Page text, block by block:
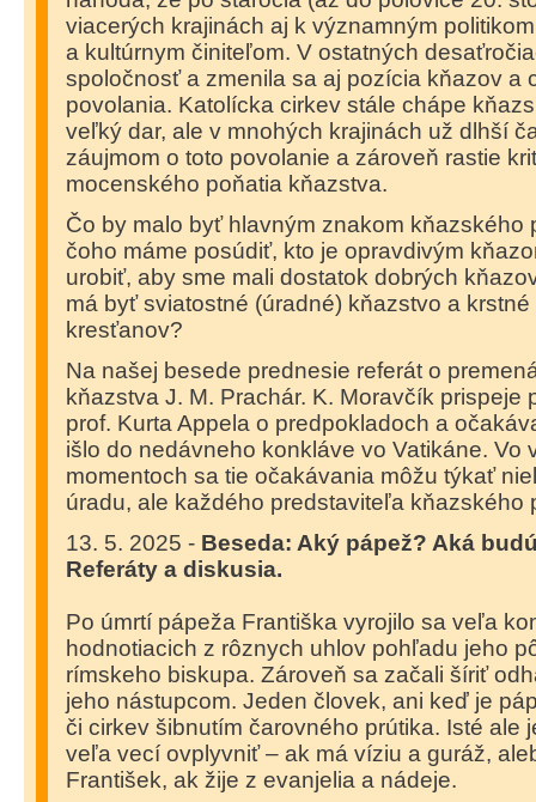
viacerých krajinách aj k významným
a kultúrnym činiteľom. V ostatných
spoločnosť a zmenila sa aj pozícia kňazov a
povolania. Katolícka cirkev stále chápe
veľký dar, ale v mnohých krajinách už dlhší
záujmom o toto povolanie a zároveň rastie
mocenského poňatia kňazstva.
Čo by malo byť hlavným znakom kňazského
čoho máme posúdiť, kto je opravdivým
urobiť, aby sme mali dostatok dobrých
má byť sviatostné (úradné) kňazstvo a
kresťanov?
Na našej besede prednesie referát o
kňazstva J. M. Prachár. K. Moravčík prispeje
prof. Kurta Appela o predpokladoch a
išlo do nedávneho konkláve vo Vatikáne. Vo
momentoch sa tie očakávania môžu týkať
úradu, ale každého predstaviteľa kňazského
13. 5. 2025 - Beseda: Aký pápež? Aká
Referáty a diskusia.
Po úmrtí pápeža Františka vyrojilo sa veľa
hodnotiacich z rôznych uhlov pohľadu jeho
rímskeho biskupa. Zároveň sa začali šíriť
jeho nástupcom. Jeden človek, ani keď je
či cirkev šibnutím čarovného prútika. Isté ale
veľa vecí ovplyvniť – ak má víziu a guráž,
František, ak žije z evanjelia a nádeje.